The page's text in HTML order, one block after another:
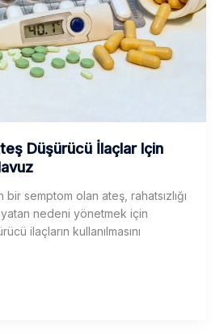
Düşürücü İlaçlar Için
semptom olan ateş, rahatsızlığı
nedeni yönetmek için
ilaçların kullanılmasını